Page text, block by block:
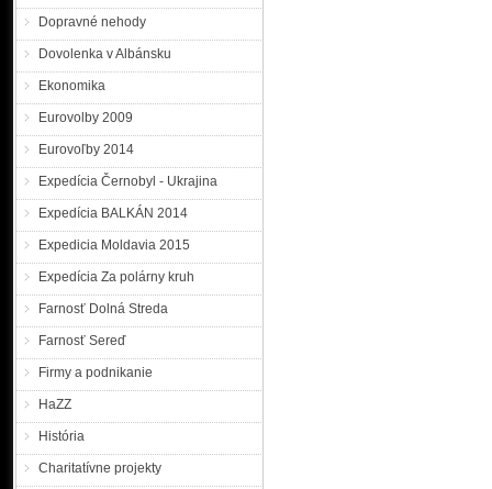
Dopravné nehody
Dovolenka v Albánsku
Ekonomika
Eurovolby 2009
Eurovoľby 2014
Expedícia Černobyl - Ukrajina
Expedícia BALKÁN 2014
Expedicia Moldavia 2015
Expedícia Za polárny kruh
Farnosť Dolná Streda
Farnosť Sereď
Firmy a podnikanie
HaZZ
História
Charitatívne projekty